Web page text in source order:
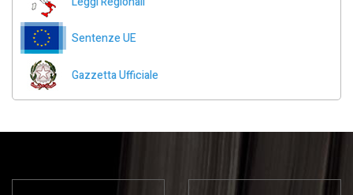
Sentenze UE
Gazzetta Ufficiale